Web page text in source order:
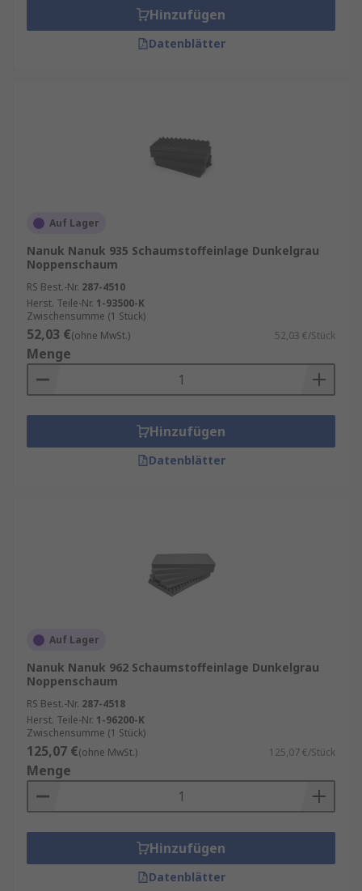
Hinzufügen
Datenblätter
Auf Lager
Nanuk Nanuk 935 Schaumstoffeinlage Dunkelgrau
Noppenschaum
RS Best.-Nr. 287-4510
Herst. Teile-Nr. 1-93500-K
Zwischensumme (1 Stück)
52,03 €(ohne MwSt.) 52,03 €/Stück
Menge
Hinzufügen
Datenblätter
Auf Lager
Nanuk Nanuk 962 Schaumstoffeinlage Dunkelgrau
Noppenschaum
RS Best.-Nr. 287-4518
Herst. Teile-Nr. 1-96200-K
Zwischensumme (1 Stück)
125,07 €(ohne MwSt.) 125,07 €/Stück
Menge
Hinzufügen
Datenblätter